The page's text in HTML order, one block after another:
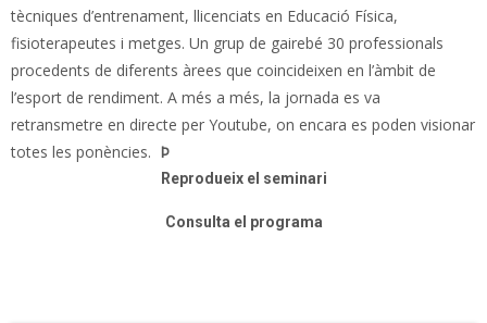
tècniques d’entrenament, llicenciats en Educació Física,
fisioterapeutes i metges. Un grup de gairebé 30 professionals
procedents de diferents àrees que coincideixen en l’àmbit de
l’esport de rendiment. A més a més, la jornada es va
retransmetre en directe per Youtube, on encara es poden visionar
totes les ponències. Þ
Reprodueix el seminari
Consulta el programa